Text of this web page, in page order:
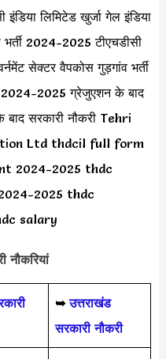
लिमिटेड खुर्जा गेल इंडिया
2024-2025 टीएचडीसी
सेक्टर वैपकोस गुड़गांव भर्ती
2025 ग्रेजुएशन के बाद
बाद सरकारी नौकरी Tehri
Ltd thdcil full form
2024-2025 thdc
2025 thdc
salary
नौकरियां
➥ उत्तराखंड
सरकारी नौकरी